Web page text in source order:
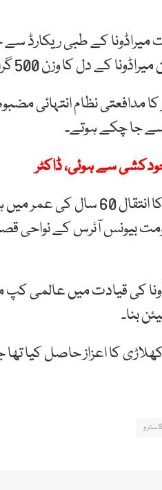
میراڈونا کے طبی ریکارڈ
کا مدافعتی نظام
جا چکے ہوتے۔
سے ہوئی، ڈاکٹر
واضح رہے اسٹار فٹ بالر
بیونس آئرس کے نواحی
میراڈونا کی قیادت میں
بنا۔